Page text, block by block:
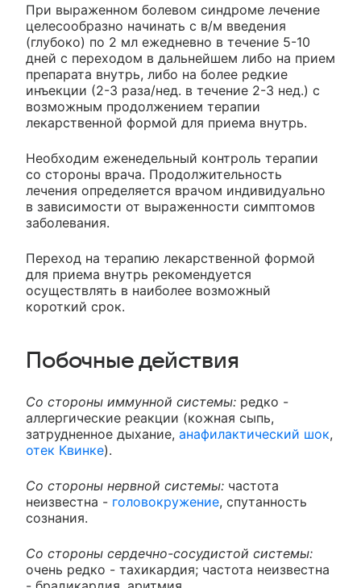
При выраженном болевом синдроме лечение
целесообразно начинать с в/м введения
(глубоко) по 2 мл ежедневно в течение 5-10
дней с переходом в дальнейшем либо на прием
препарата внутрь, либо на более редкие
инъекции (2-3 раза/нед. в течение 2-3 нед.) с
возможным продолжением терапии
лекарственной формой для приема внутрь.
Необходим еженедельный контроль терапии
со стороны врача. Продолжительность
лечения определяется врачом индивидуально
в зависимости от выраженности симптомов
заболевания.
Переход на терапию лекарственной формой
для приема внутрь рекомендуется
осуществлять в наиболее возможный
короткий срок.
Побочные действия
Со стороны иммунной системы: редко -
аллергические реакции (кожная сыпь,
затрудненное дыхание, анафилактический шок,
отек Квинке).
Со стороны нервной системы: частота
неизвестна - головокружение, спутанность
сознания.
Со стороны сердечно-сосудистой системы:
очень редко - тахикардия; частота неизвестна